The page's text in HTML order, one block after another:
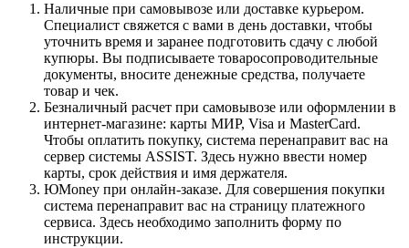
Наличные при самовывозе или доставке курьером.
Специалист свяжется с вами в день доставки, чтобы
уточнить время и заранее подготовить сдачу с любой
купюры. Вы подписываете товаросопроводительные
документы, вносите денежные средства, получаете
товар и чек.
Безналичный расчет при самовывозе или оформлении в
интернет-магазине: карты МИР, Visa и MasterCard.
Чтобы оплатить покупку, система перенаправит вас на
сервер системы ASSIST. Здесь нужно ввести номер
карты, срок действия и имя держателя.
ЮMoney при онлайн-заказе. Для совершения покупки
система перенаправит вас на страницу платежного
сервиса. Здесь необходимо заполнить форму по
инструкции.